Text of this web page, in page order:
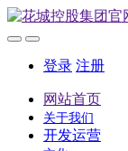
登录 注册
网站首页
关于我们
开发运营